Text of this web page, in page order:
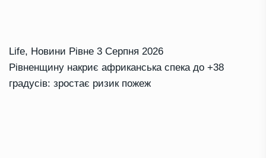
Life, Новини Рівне 3 Серпня 2026
Рівненщину накриє африканська спека до +38
градусів: зростає ризик пожеж